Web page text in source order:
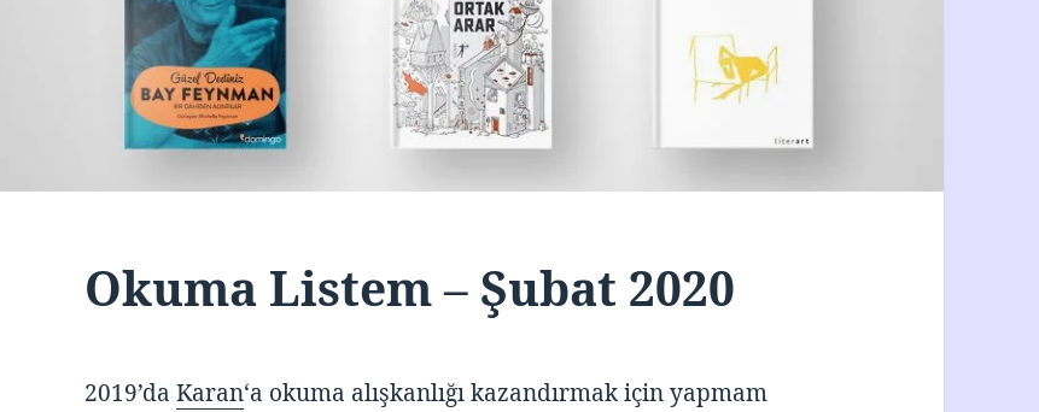
Okuma Listem – Şubat 2020
2019’daKaran‘a okuma alışkanlığı kazandırmak için yapmam